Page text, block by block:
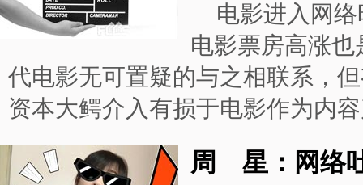
电影进入网
电影票房高涨
代电影无可置疑的与之相联系，
资本大鳄介入有损于电影作为内
周 星：网络